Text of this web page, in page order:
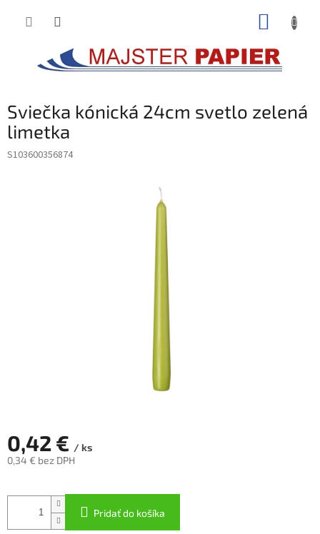
Sviečka kónická 24cm svetlo zelená
limetka
S103600356874
0,42 € / ks
0,34 € bez DPH
cena:
Pridať do košíka